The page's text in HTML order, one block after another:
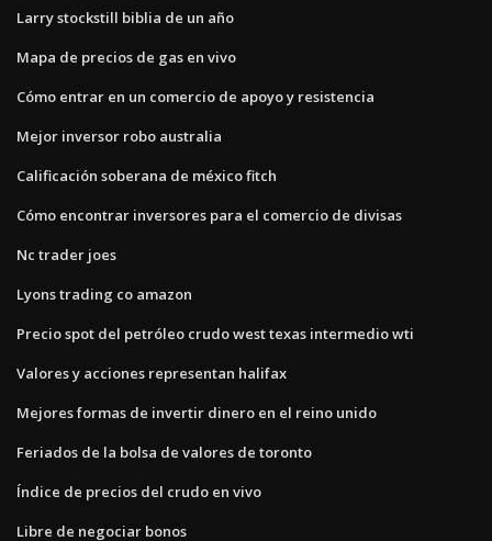
Larry stockstill biblia de un año
Mapa de precios de gas en vivo
Cómo entrar en un comercio de apoyo y resistencia
Mejor inversor robo australia
Calificación soberana de méxico fitch
Cómo encontrar inversores para el comercio de divisas
Nc trader joes
Lyons trading co amazon
Precio spot del petróleo crudo west texas intermedio wti
Valores y acciones representan halifax
Mejores formas de invertir dinero en el reino unido
Feriados de la bolsa de valores de toronto
Índice de precios del crudo en vivo
Libre de negociar bonos